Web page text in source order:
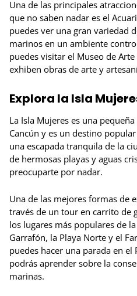
Una de las principales
que no saben nadar es el
puedes ver una gran variedad
marinos en un ambiente
puedes visitar el Museo de
exhiben obras de arte y
Explora la Isla
La Isla Mujeres es una
Cancún y es un destino
una escapada tranquila de la
de hermosas playas y aguas
preocuparte por nadar.
Una de las mejores formas de
través de un tour en carrito de
los lugares más populares de
Garrafón, la Playa Norte y el
puedes hacer una parada en
podrás aprender sobre la
marinas.